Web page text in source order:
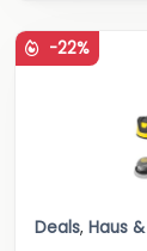
-22%
Deals, Haus